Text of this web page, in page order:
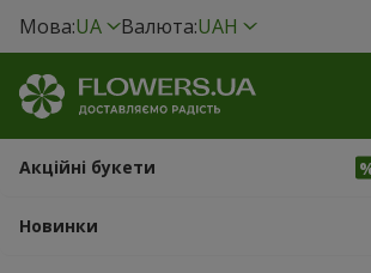
Мова:UA Валюта:UAH
Акційні букети
Новинки